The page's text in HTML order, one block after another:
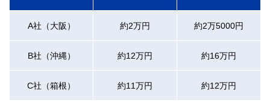
A社（大阪） 約2万円 約2万5000円
B社（沖縄） 約12万円 約16万円
C社（箱根） 約11万円 約12万円